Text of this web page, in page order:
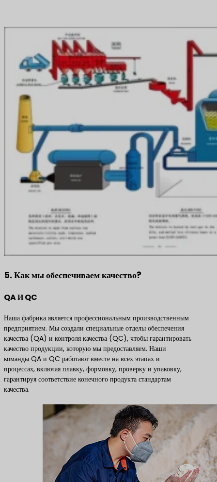
5. Как мы обеспечиваем качество?
QA И QC
Наша фабрика является профессиональным производственным
предприятием. Мы создали специальные отделы обеспечения
качества (QA) и контроля качества (QC), чтобы гарантировать
качество продукции, которую мы предоставляем. Наши
команды QA и QC работают вместе на всех этапах и
процессах, включая плавку, формовку, проверку и упаковку,
гарантируя соответствие конечного продукта стандартам
качества.